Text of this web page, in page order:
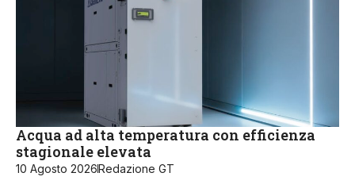
Acqua ad alta temperatura con efficienza
stagionale elevata
10 Agosto 2026Redazione GT